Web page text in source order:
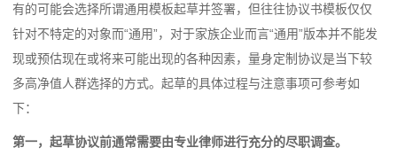
有的可能会选择所谓通用模板起草并签署，但往往协议书模板仅仅
针对不特定的对象而“通用”，对于家族企业而言“通用”版本并不能发
现或预估现在或将来可能出现的各种因素，量身定制协议是当下较
多高净值人群选择的方式。起草的具体过程与注意事项可参考如
下：
第一，起草协议前通常需要由专业律师进行充分的尽职调查。